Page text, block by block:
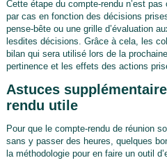
Cette étape du compte-rendu n’est
par cas en fonction des décisions
pense-bête ou une grille d’évaluation
lesdites décisions. Grâce à cela, les
bilan qui sera utilisé lors de la
pertinence et les effets des actions
Astuces
rendu utile
Pour que le compte-rendu de réunion
sans y passer des heures, quelques
la méthodologie pour en faire un outil